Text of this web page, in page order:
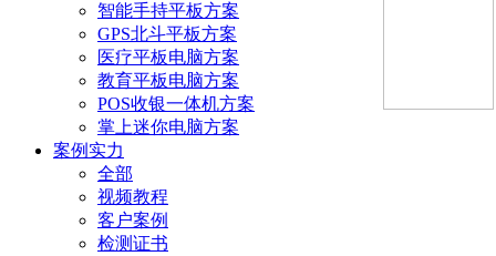
智能手持平板方案
GPS北斗平板方案
医疗平板电脑方案
教育平板电脑方案
POS收银一体机方案
掌上迷你电脑方案
案例实力
全部
视频教程
客户案例
检测证书